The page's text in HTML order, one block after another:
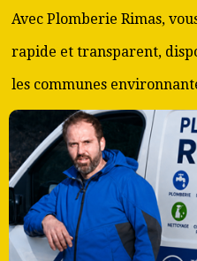
Avec Plomberie Rimas,
rapide et transparent,
les communes